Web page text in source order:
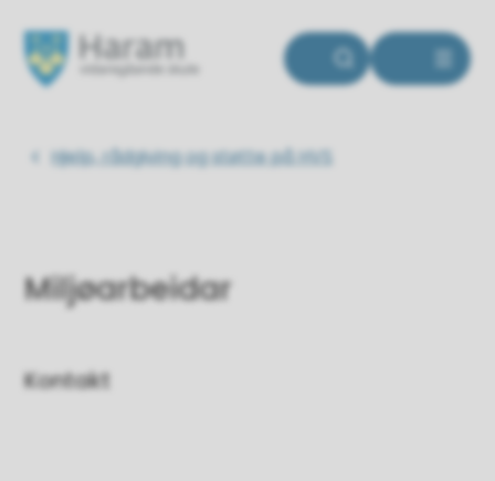
Haram vidaregåande skole
Du er her:
Hjelp, rådgiving og støtte på HVS
Miljøarbeidar
Kontakt